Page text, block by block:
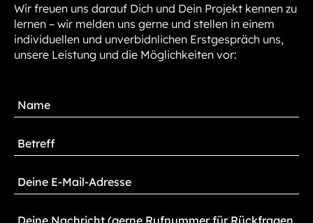
Wir freuen uns darauf Dich und Dein Projekt kennen zu
lernen – wir melden uns gerne und stellen in einem
individuellen und unverbidnlichen Erstgespräch uns,
unsere Leistung und die Möglichkeiten vor: